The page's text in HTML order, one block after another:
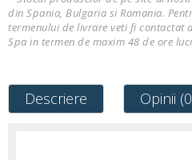
din Spania, Bulgaria si Romania.
termenului de livrare veti fi contactat
Spa in termen de maxim 48 de ore
Descriere Opinii